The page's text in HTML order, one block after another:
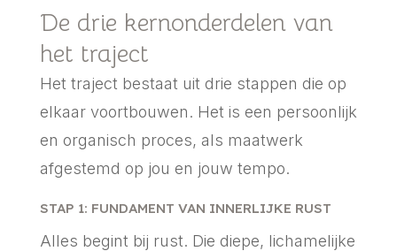
De drie kernonderdelen van
het traject
Het traject bestaat uit drie stappen die op
elkaar voortbouwen. Het is een persoonlijk
en organisch proces, als maatwerk
afgestemd op jou en jouw tempo.
STAP 1: FUNDAMENT VAN INNERLIJKE RUST
Alles begint bij rust. Die diepe, lichamelijke